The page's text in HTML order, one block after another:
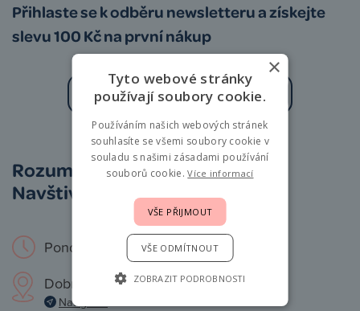
Přihlaste se k odběru newsletteru a získejte
slevu 100 Kč na první nákup
Zásady zpracování osobních údajů
Rozumíme vám i miminkům.
Navštivte nás osobně!
Pondělí – Neděle: 9 – 19 hod.
Dobronická 1257, Praha 4
Navigovat
×
Tyto webové stránky
používají soubory cookie.
Používáním našich webových stránek
souhlasíte se všemi soubory cookie v
souladu s našimi zásadami používání
souborů cookie.Více informací
VŠE PŘIJMOUT
VŠE ODMÍTNOUT
ZOBRAZIT PODROBNOSTI